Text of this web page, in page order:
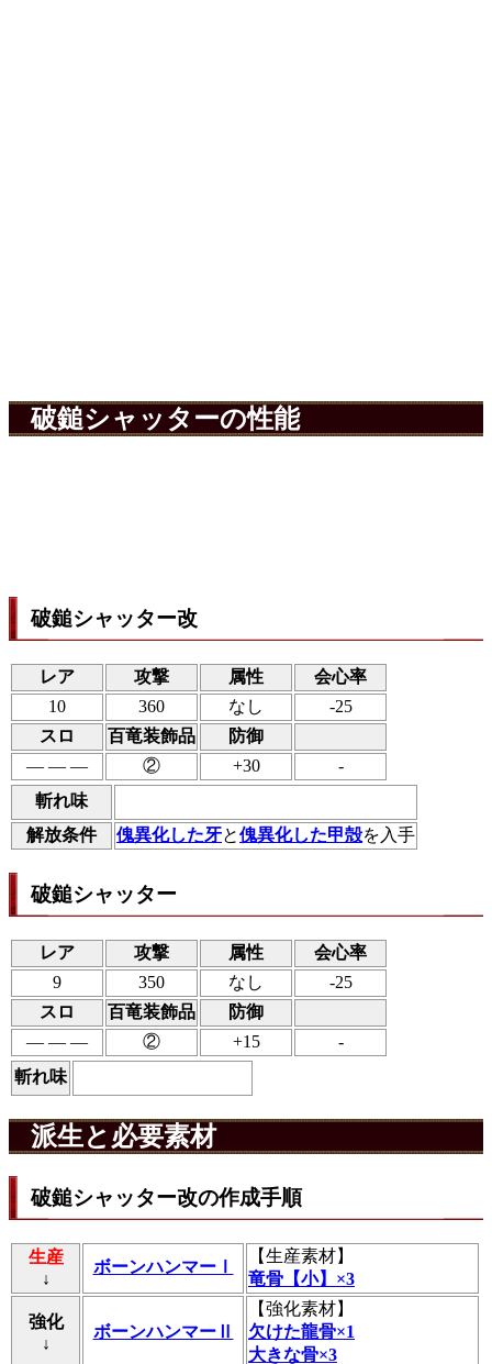
破鎚シャッターの性能
破鎚シャッター改
レア 攻撃 属性
会心率
10
360 なし
-25
スロ
百竜装飾品
防御
― ― ―
② +30
-
斬れ味
解放条件
傀異化した牙と傀異化した甲殻を入手
破鎚シャッター
レア 攻撃 属性
会心率
9
350 なし
-25
スロ
百竜装飾品
防御
― ― ―
② +15
-
斬れ味
派生と必要素材
破鎚シャッター改の作成手順
生産
↓
ボーンハンマーⅠ
【生産素材】
竜骨【小】×3
強化
↓
ボーンハンマーⅡ
【強化素材】
欠けた龍骨×1
大きな骨×3